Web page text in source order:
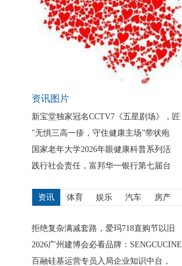
资讯图片
新宝堂独家冠名CCTV7《五星剧场》，匠
"无惧三高一疹，守住健康主场”带状疱
国家老年大学2026年眼健康科普系列活
践行社会责任，富邦华一银行第七届台
资讯 体育 娱乐 汽车 房产
拒绝复杂满减套路，爱玛718直购节以旧
2026广州建博会必看品牌：SENGCUCINE
百融硅基运营专员入局企业知识中台，